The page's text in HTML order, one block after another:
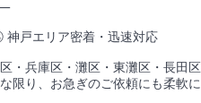
戸エリア密着・迅速対応
・兵庫区・灘区・東灘区・長田
限り、お急ぎのご依頼にも柔軟に